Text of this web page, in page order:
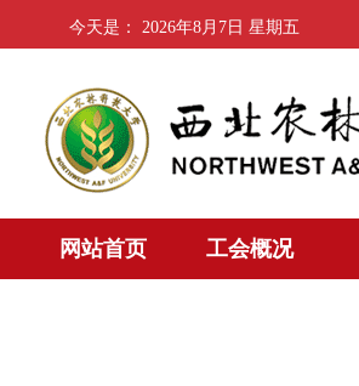
今天是： 2026年8月7日 星期五
网站首页 工会概况